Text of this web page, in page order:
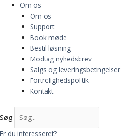
Om os
Om os
Support
Book møde
Bestil løsning
Modtag nyhedsbrev
Salgs og leveringsbetingelser
Fortrolighedspolitik
Kontakt
Søg
Er du interesseret?